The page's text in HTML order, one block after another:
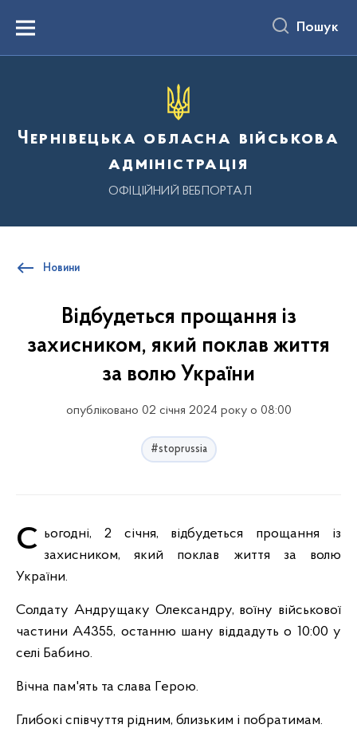
вмістуMenu Пошук
Чернівецька обласна військова
адміністрація
ОФІЦІЙНИЙ ВЕБПОРТАЛ
Новини
Відбудеться прощання із
захисником, який поклав життя
за волю України
опубліковано 02 січня 2024 року о 08:00
#stoprussia
Сьогодні, 2 січня, відбудеться прощання із захисником, який поклав життя за волю
України.
Солдату Андрущаку Олександру, воїну військової
частини А4355, останню шану віддадуть о 10:00 у
селі Бабино.
Вічна пам'ять та слава Герою.
Глибокі співчуття рідним, близьким і побратимам.